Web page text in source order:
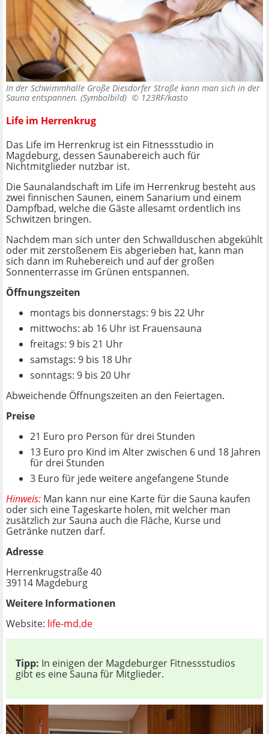
In der Schwimmhalle Große Diesdorfer Straße kann man sich in der
Sauna entspannen. (Symbolbild) © 123RF/kasto
Life im Herrenkrug
Das Life im Herrenkrug ist ein Fitnessstudio in
Magdeburg, dessen Saunabereich auch für
Nichtmitglieder nutzbar ist.
Die Saunalandschaft im Life im Herrenkrug besteht aus
zwei finnischen Saunen, einem Sanarium und einem
Dampfbad, welche die Gäste allesamt ordentlich ins
Schwitzen bringen.
Nachdem man sich unter den Schwallduschen abgekühlt
oder mit zerstoßenem Eis abgerieben hat, kann man
sich dann im Ruhebereich und auf der großen
Sonnenterrasse im Grünen entspannen.
Öffnungszeiten
montags bis donnerstags: 9 bis 22 Uhr
mittwochs: ab 16 Uhr ist Frauensauna
freitags: 9 bis 21 Uhr
samstags: 9 bis 18 Uhr
sonntags: 9 bis 20 Uhr
Abweichende Öffnungszeiten an den Feiertagen.
Preise
21 Euro pro Person für drei Stunden
13 Euro pro Kind im Alter zwischen 6 und 18 Jahren
für drei Stunden
3 Euro für jede weitere angefangene Stunde
Hinweis: Man kann nur eine Karte für die Sauna kaufen
oder sich eine Tageskarte holen, mit welcher man
zusätzlich zur Sauna auch die Fläche, Kurse und
Getränke nutzen darf.
Adresse
Herrenkrugstraße 40
39114 Magdeburg
Weitere Informationen
Website: life-md.de
Tipp: In einigen der Magdeburger Fitnessstudios
gibt es eine Sauna für Mitglieder.